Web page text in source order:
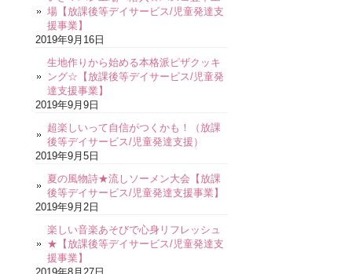
場【放課後等デイサービス/児童発達支
援事業】
2019年9月16日
生地作りから始める本格派ピザクッキ
ング☆【放課後等デイサービス/児童発
達支援事業】
2019年9月9日
超楽しいって自信がつくかも！（放課
後等デイサービス/児童発達支援）
2019年9月5日
夏の風物詩★流しソーメン大会【放課
後等デイサービス/児童発達支援事業】
2019年9月2日
楽しい音楽あそびで心身リフレッシュ
★【放課後等デイサービス/児童発達支
援事業】